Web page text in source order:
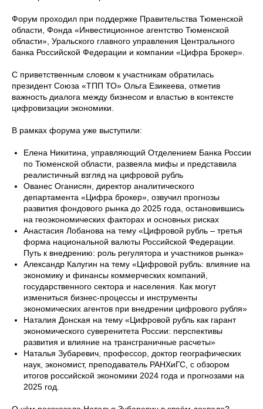
Форум проходил при поддержке Правительства Тюменской
области, Фонда «Инвестиционное агентство Тюменской
области», Уральского главного управления Центрального
банка Российской Федерации и компании «Цифра Брокер».
С приветственным словом к участникам обратилась
президент Союза «ТПП ТО» Ольга Езикеева, отметив
важность диалога между бизнесом и властью в контексте
цифровизации экономики.
В рамках форума уже выступили:
Елена Никитина, управляющий Отделением Банка России
по Тюменской области, развеяла мифы и представила
реалистичный взгляд на цифровой рубль
Ованес Оганисян, директор аналитического
департамента «Цифра брокер», озвучил прогнозы
развития фондового рынка до 2025 года, остановившись
на геоэкономических факторах и основных рисках
Анастасия Лобанова на тему «Цифровой рубль – третья
форма национальной валюты Российской Федерации.
Путь к внедрению: роль регулятора и участников рынка»
Александр Калугин на тему «Цифровой рубль: влияние на
экономику и финансы коммерческих компаний,
государственного сектора и населения. Как могут
измениться бизнес-процессы и инструменты
экономических агентов при внедрении цифрового рубля»
Наталия Донская на тему «Цифровой рубль как гарант
экономического суверенитета России: перспективы
развития и влияние на трансграничные расчеты»
Наталья Зубаревич, профессор, доктор географических
наук, экономист, преподаватель РАНХиГС, с обзором
итогов российской экономики 2024 года и прогнозами на
2025 год.